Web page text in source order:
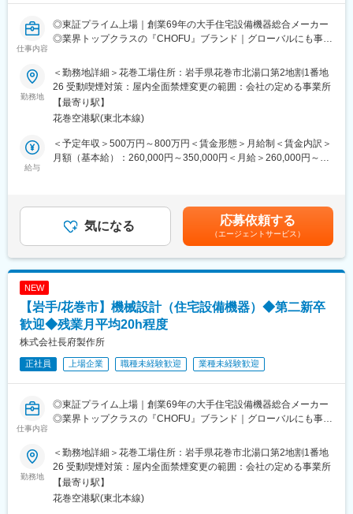
◎定着率が非常に高く、3年定着率は90％以上！
◎PC自動シャットダウン管理（許可なく夜間や休日にパソコンの
◎残業削減に力を入れており、ワークライフバランスを整えやす
い環境です
◎＜働き方改革関連認定企業＞やまぐち健康経営認定企業／誰も
が活躍できるやまぐちの企業
■当社について：
当社は69年の歴史を持つ住宅設備機器総合メーカーです。
や太陽熱温水器の分野では業界トップクラスのシェアを誇り、さ
らに成長を遂げています。
また近年は海外にもヒートポンプ式熱源機やガス給湯器の普及が
仕事内容
◎東証プライム上場｜創業69年の大手住宅設備機器総合メーカー
◎業界トップクラスの『CHOFU』ブランド｜グローバルにも事業
◎充実の福利厚生｜賞与5.78カ月支給｜社員の定着率90％以上
■職務内容：
住宅設備機器の回路設計及び開発業務を担当します。
製品の試作及び性能試験を含めご対応いただきます。
【製品例】
・給湯機器：石油給湯器/石油風呂釜/ガス給湯器/ガス風呂釜/電気
テム/石油ストーブ
・システム機器：システムバス/人工大理石浴槽/システムキッチン
・ソーラー機器：太陽熱温水器/ソーラー床下換気扇
担当製品を決定いたします。
■充実した就業環境：
◎完全週休2日（土・日・祝）／リフレッシュ休暇制度（10日間
／2023年度）
◎PC自動シャットダウン管理（許可なく夜間や休日にパソコンの
利用不可）
い環境です
◎＜働き方改革関連認定企業＞やまぐち健康経営認定企業／誰も
が活躍できるやまぐちの企業
■当社について：
勤務地
＜勤務地詳細＞花巻工場住所：岩手県花巻市北湯口第2地割1番地
26 受動喫煙対策：屋内全面禁煙変更の範囲：会社の定める事業所
【最寄り駅】
花巻空港駅(東北本線)
給与
＜予定年収＞500万円～800万円＜賃金形態＞月給制＜賃金内訳＞
月額（基本給）：260,000円～350,000円＜月給＞260,000円～
■35歳：年収570万円（月給32万円＋各種手当＋賞与2回）賃金は
あくまでも目安の金額であり、選考を通じて上下する可能性があ
ります。月給(月額)は固定手当を含めた表記です。
気になる 応募依頼する
（エージェントサービス）
NEW
【岩手/花巻市】機械設計（住宅設備機器）◆第二新卒
歓迎◆残業月平均20h程度
株式会社長府製作所
正社員 上場企業 職種未経験歓迎 業種未経験歓迎
仕事内容
◎東証プライム上場｜創業69年の大手住宅設備機器総合メーカー
◎業界トップクラスの『CHOFU』ブランド｜グローバルにも事業
◎充実の福利厚生｜賞与5.78カ月支給｜社員の定着率90％以上
■職務内容：
住宅設備機器の機械設計及び開発業務を担当します。
製品の試作及び性能試験を含めご対応いただきます。
勤務地
＜勤務地詳細＞花巻工場住所：岩手県花巻市北湯口第2地割1番地
26 受動喫煙対策：屋内全面禁煙変更の範囲：会社の定める事業所
【最寄り駅】
花巻空港駅(東北本線)